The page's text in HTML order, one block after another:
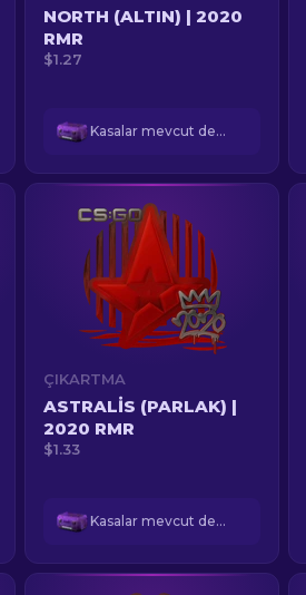
NORTH (ALTIN) | 2020
RMR
$1.27
Kasalar mevcut değil
ÇIKARTMA
ASTRALIS (PARLAK) |
2020 RMR
$1.33
Kasalar mevcut değil